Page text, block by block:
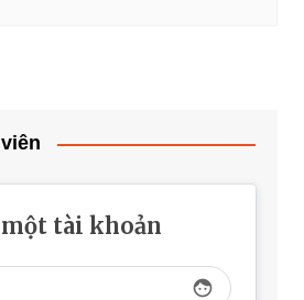
tài khoản
face